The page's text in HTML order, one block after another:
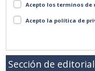
Acepto los terminos de
Acepto la política de
Sección de editorial